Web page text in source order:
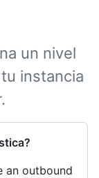
un nivel
instancia
an outbound